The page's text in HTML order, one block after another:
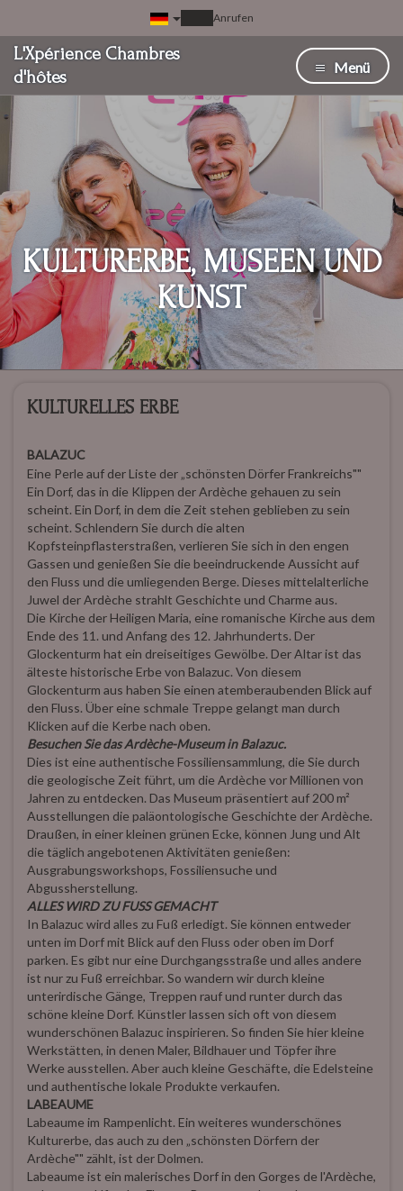
Anrufen
L'Xpérience Chambres
d'hôtes
Menü
KULTURERBE, MUSEEN UND
KUNST
KULTURELLES ERBE
BALAZUC
Eine Perle auf der Liste der „schönsten Dörfer Frankreichs""
Ein Dorf, das in die Klippen der Ardèche gehauen zu sein
scheint. Ein Dorf, in dem die Zeit stehen geblieben zu sein
scheint. Schlendern Sie durch die alten
Kopfsteinpflasterstraßen, verlieren Sie sich in den engen
Gassen und genießen Sie die beeindruckende Aussicht auf
den Fluss und die umliegenden Berge. Dieses mittelalterliche
Juwel der Ardèche strahlt Geschichte und Charme aus.
Die Kirche der Heiligen Maria, eine romanische Kirche aus dem
Ende des 11. und Anfang des 12. Jahrhunderts. Der
Glockenturm hat ein dreiseitiges Gewölbe. Der Altar ist das
älteste historische Erbe von Balazuc. Von diesem
Glockenturm aus haben Sie einen atemberaubenden Blick auf
den Fluss. Über eine schmale Treppe gelangt man durch
Klicken auf die Kerbe nach oben.
Besuchen Sie das Ardèche-Museum in Balazuc.
Dies ist eine authentische Fossiliensammlung, die Sie durch
die geologische Zeit führt, um die Ardèche vor Millionen von
Jahren zu entdecken. Das Museum präsentiert auf 200 m²
Ausstellungen die paläontologische Geschichte der Ardèche.
Draußen, in einer kleinen grünen Ecke, können Jung und Alt
die täglich angebotenen Aktivitäten genießen:
Ausgrabungsworkshops, Fossiliensuche und
Abgussherstellung.
ALLES WIRD ZU FUSS GEMACHT
In Balazuc wird alles zu Fuß erledigt. Sie können entweder
unten im Dorf mit Blick auf den Fluss oder oben im Dorf
parken. Es gibt nur eine Durchgangsstraße und alles andere
ist nur zu Fuß erreichbar. So wandern wir durch kleine
unterirdische Gänge, Treppen rauf und runter durch das
schöne kleine Dorf. Künstler lassen sich oft von diesem
wunderschönen Balazuc inspirieren. So finden Sie hier kleine
Werkstätten, in denen Maler, Bildhauer und Töpfer ihre
Werke ausstellen. Aber auch kleine Geschäfte, die Edelsteine
und authentische lokale Produkte verkaufen.
LABEAUME
Labeaume im Rampenlicht. Ein weiteres wunderschönes
Kulturerbe, das auch zu den „schönsten Dörfern der
Ardèche"" zählt, ist der Dolmen.
Labeaume ist ein malerisches Dorf in den Gorges de l'Ardèche,